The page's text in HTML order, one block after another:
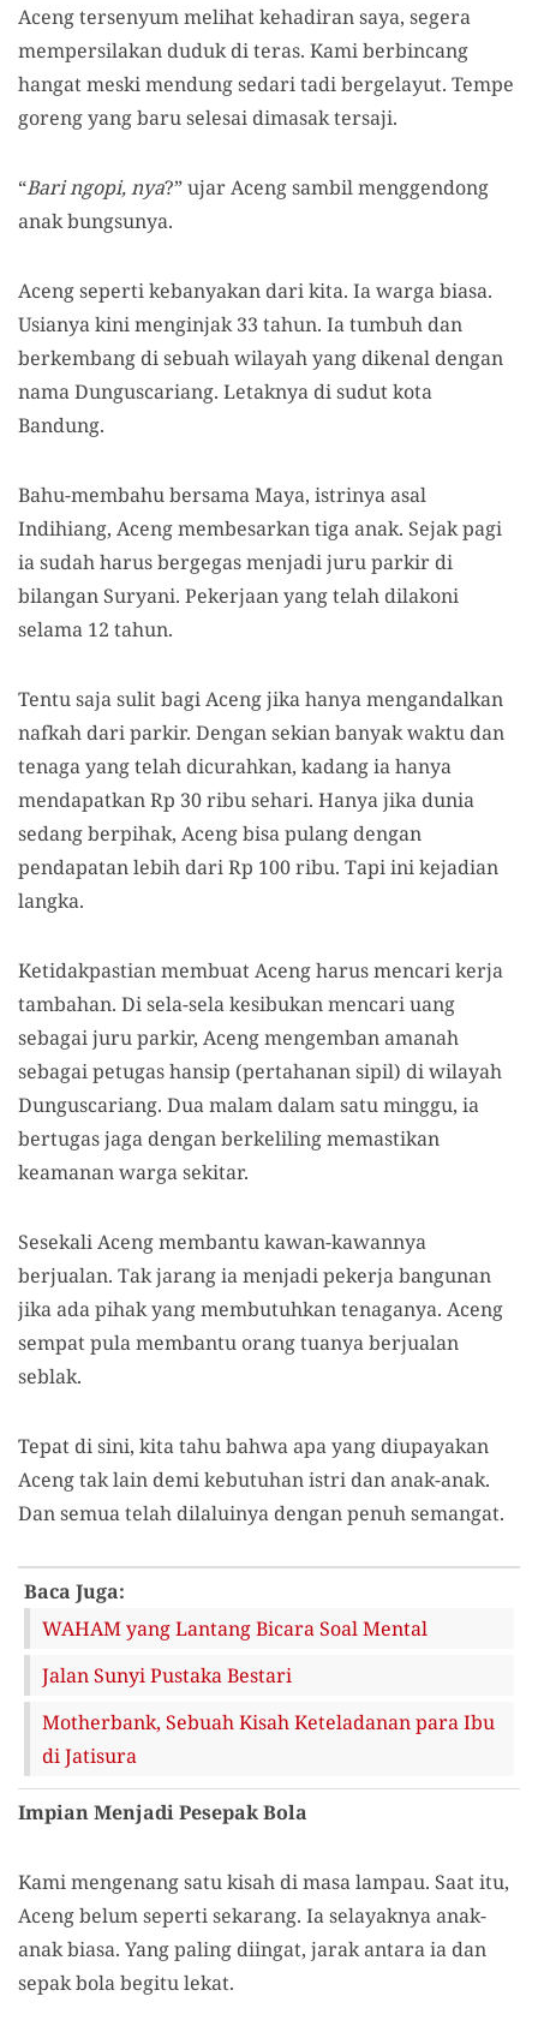
Aceng tersenyum melihat kehadiran saya, segera
mempersilakan duduk di teras. Kami berbincang
hangat meski mendung sedari tadi bergelayut. Tempe
goreng yang baru selesai dimasak tersaji.
“Bari ngopi, nya?” ujar Aceng sambil menggendong
anak bungsunya.
Aceng seperti kebanyakan dari kita. Ia warga biasa.
Usianya kini menginjak 33 tahun. Ia tumbuh dan
berkembang di sebuah wilayah yang dikenal dengan
nama Dunguscariang. Letaknya di sudut kota
Bandung.
Bahu-membahu bersama Maya, istrinya asal
Indihiang, Aceng membesarkan tiga anak. Sejak pagi
ia sudah harus bergegas menjadi juru parkir di
bilangan Suryani. Pekerjaan yang telah dilakoni
selama 12 tahun.
Tentu saja sulit bagi Aceng jika hanya mengandalkan
nafkah dari parkir. Dengan sekian banyak waktu dan
tenaga yang telah dicurahkan, kadang ia hanya
mendapatkan Rp 30 ribu sehari. Hanya jika dunia
sedang berpihak, Aceng bisa pulang dengan
pendapatan lebih dari Rp 100 ribu. Tapi ini kejadian
langka.
Ketidakpastian membuat Aceng harus mencari kerja
tambahan. Di sela-sela kesibukan mencari uang
sebagai juru parkir, Aceng mengemban amanah
sebagai petugas hansip (pertahanan sipil) di wilayah
Dunguscariang. Dua malam dalam satu minggu, ia
bertugas jaga dengan berkeliling memastikan
keamanan warga sekitar.
Sesekali Aceng membantu kawan-kawannya
berjualan. Tak jarang ia menjadi pekerja bangunan
jika ada pihak yang membutuhkan tenaganya. Aceng
sempat pula membantu orang tuanya berjualan
seblak.
Tepat di sini, kita tahu bahwa apa yang diupayakan
Aceng tak lain demi kebutuhan istri dan anak-anak.
Dan semua telah dilaluinya dengan penuh semangat.
Baca Juga:
WAHAM yang Lantang Bicara Soal Mental
Jalan Sunyi Pustaka Bestari
Motherbank, Sebuah Kisah Keteladanan para Ibu
di Jatisura
Impian Menjadi Pesepak Bola
Kami mengenang satu kisah di masa lampau. Saat itu,
Aceng belum seperti sekarang. Ia selayaknya anak-
anak biasa. Yang paling diingat, jarak antara ia dan
sepak bola begitu lekat.